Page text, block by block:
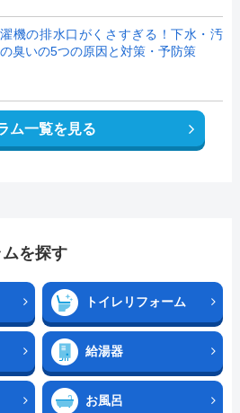
機の排水口がくさすぎる！下水・汚
臭いの5つの原因と対策・予防策
ム一覧を見る
を探す
トイレリフォーム
給湯器
お風呂